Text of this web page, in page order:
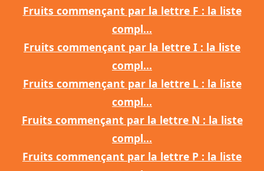
Fruits commençant par la lettre F : la liste
compl...
Fruits commençant par la lettre I : la liste
compl...
Fruits commençant par la lettre L : la liste
compl...
Fruits commençant par la lettre N : la liste
compl...
Fruits commençant par la lettre P : la liste